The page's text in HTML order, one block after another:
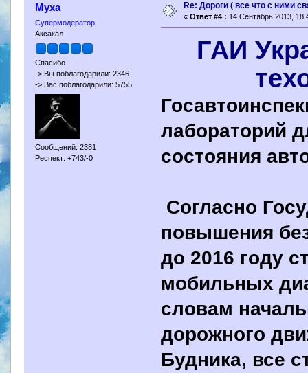
Муха
Супермодератор
Аксакал
Спасибо
-> Вы поблагодарили: 2346
-> Вас поблагодарили: 5755
Сообщений: 2381
Респект: +743/-0
Re: Дороги ( все что с ними
« Ответ #4 : 14 Сентябрь 2013,
ГАИ
лабораторий
состояния
Согласно
повышения
до 2016 году
мобильных
словам
дорожного
Будника, все